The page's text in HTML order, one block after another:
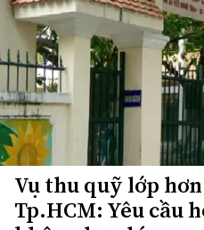
Vụ thu quỹ lớp
Tp.HCM: Yêu cầu